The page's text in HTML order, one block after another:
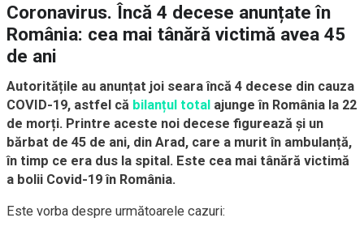
Coronavirus. Încă 4 decese anunțate în
România: cea mai tânără victimă avea 45
de ani
Autoritățile au anunțat joi seara încă 4 decese din cauza
COVID-19, astfel că bilanțul total ajunge în România la 22
de morți. Printre aceste noi decese figurează și un
bărbat de 45 de ani, din Arad, care a murit în ambulanță,
în timp ce era dus la spital. Este cea mai tânără victimă
a bolii Covid-19 în România.
Este vorba despre următoarele cazuri: